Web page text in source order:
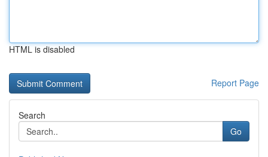
HTML is disabled
Report Page
Search
Go